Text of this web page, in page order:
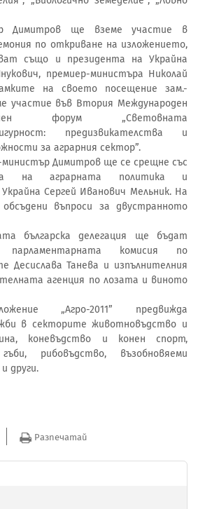
ще вземе участие в
по откриване на изложението,
също и президента на Украйна
премиер-министъра Николай
на своето посещение зам.-
участие във Втория Международен
форум „Световната
предизвикателства и
за аграрния сектор”.
Димитров ще се срещне със
на аграрната политика и
Сергей Иванович Мельник. На
въпроси за двустранното
българска делегация ще бъдат
парламентарната комисия по
Десислава Танева и изпълнителния
агенция по лозата и виното
„Агро-2011” предвижда
в секторите животновъдство и
коневъдство и конен спорт,
рибовъдство, възобновяеми
други.
Разпечатай